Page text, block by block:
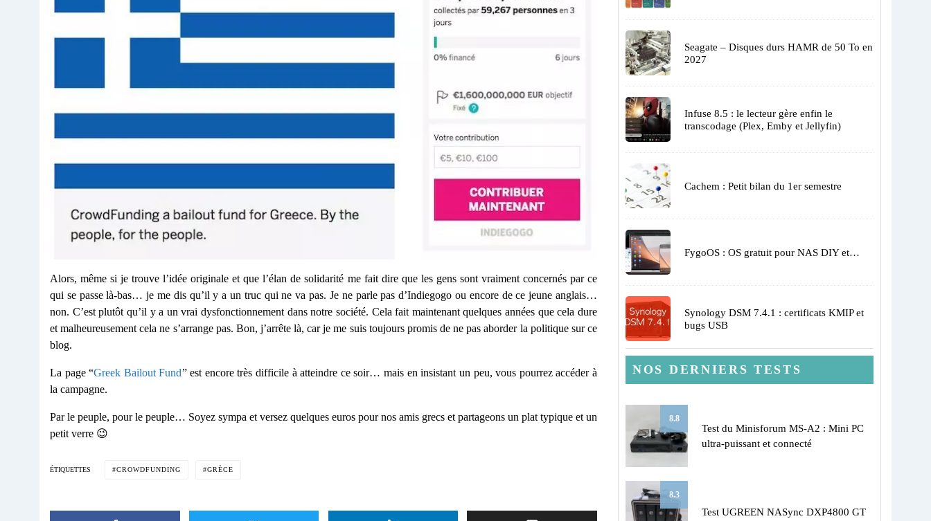
Alors, même si je trouve l’idée originale et que l’élan de solidarité me fait dire que les gens sont vraiment concernés par ce
qui se passe là-bas… je me dis qu’il y a un truc qui ne va pas. Je ne parle pas d’Indiegogo ou encore de ce jeune anglais…
non. C’est plutôt qu’il y a un vrai dysfonctionnement dans notre société. Cela fait maintenant quelques années que cela dure
et malheureusement cela ne s’arrange pas. Bon, j’arrête là, car je me suis toujours promis de ne pas aborder la politique sur ce
blog.
La page “Greek Bailout Fund” est encore très difficile à atteindre ce soir… mais en insistant un peu, vous pourrez accéder à
la campagne.
Par le peuple, pour le peuple… Soyez sympa et versez quelques euros pour nos amis grecs et partageons un plat typique et un
petit verre 😉
ÉTIQUETTES CROWDFUNDING GRÈCE
Seagate – Disques durs HAMR de 50 To en
2027
Infuse 8.5 : le lecteur gère enfin le
transcodage (Plex, Emby et Jellyfin)
Cachem : Petit bilan du 1er semestre
FygoOS : OS gratuit pour NAS DIY et…
Synology DSM 7.4.1 : certificats KMIP et
bugs USB
NOS DERNIERS TESTS
8.8
Test du Minisforum MS-A2 : Mini PC
ultra-puissant et connecté
8.3
Test UGREEN NASync DXP4800 GT